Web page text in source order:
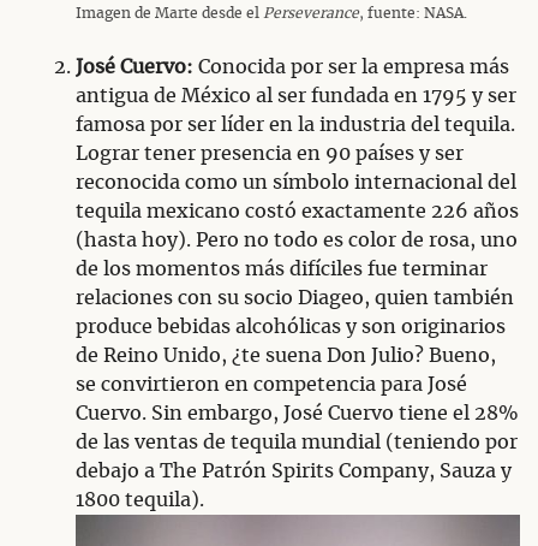
Imagen de Marte desde el Perseverance, fuente: NASA.
José Cuervo: Conocida por ser la empresa más
antigua de México al ser fundada en 1795 y ser
famosa por ser líder en la industria del tequila.
Lograr tener presencia en 90 países y ser
reconocida como un símbolo internacional del
tequila mexicano costó exactamente 226 años
(hasta hoy). Pero no todo es color de rosa, uno
de los momentos más difíciles fue terminar
relaciones con su socio Diageo, quien también
produce bebidas alcohólicas y son originarios
de Reino Unido, ¿te suena Don Julio? Bueno,
se convirtieron en competencia para José
Cuervo. Sin embargo, José Cuervo tiene el 28%
de las ventas de tequila mundial (teniendo por
debajo a The Patrón Spirits Company, Sauza y
1800 tequila).